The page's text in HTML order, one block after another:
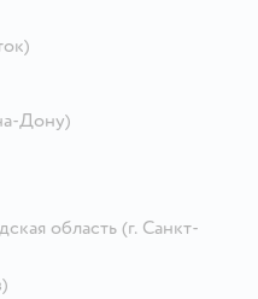
Дону)
область (г. Санкт-